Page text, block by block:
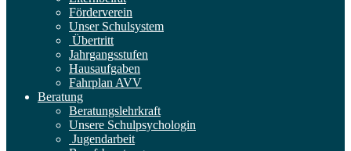
Förderverein
Unser Schulsystem
Übertritt
Jahrgangsstufen
Hausaufgaben
Fahrplan AVV
Beratung
Beratungslehrkraft
Unsere Schulpsychologin
Jugendarbeit